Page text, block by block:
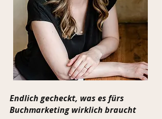
Endlich gecheckt, was es fürs
Buchmarketing wirklich braucht